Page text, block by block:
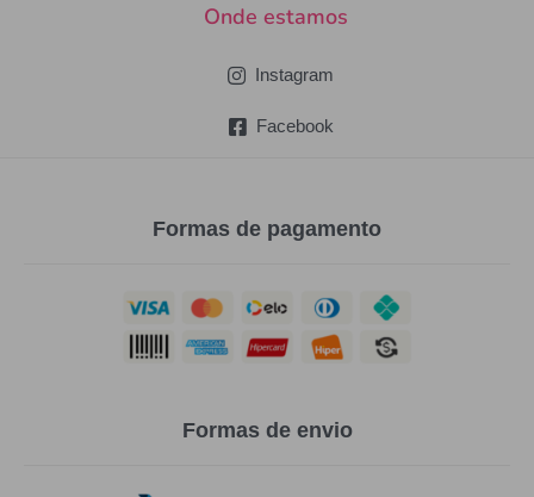
Onde estamos
Instagram
Facebook
Formas de pagamento
Formas de envio